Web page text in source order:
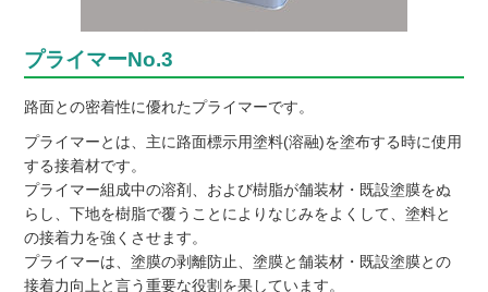
プライマーNo.3
路面との密着性に優れたプライマーです。
プライマーとは、主に路面標示用塗料(溶融)を塗布する時に使用
する接着材です。
プライマー組成中の溶剤、および樹脂が舗装材・既設塗膜をぬ
らし、下地を樹脂で覆うことによりなじみをよくして、塗料と
の接着力を強くさせます。
プライマーは、塗膜の剥離防止、塗膜と舗装材・既設塗膜との
接着力向上と言う重要な役割を果しています。